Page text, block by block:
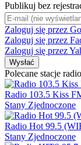
Publikuj bez
Zaloguj się przez
Zaloguj się przez
Zaloguj się przez
Wysłać
Polecane stacje
Radio 103.5 Kiss
Stany Zjednoczone
Radio Hot 99.5
Stany Zjednoczone